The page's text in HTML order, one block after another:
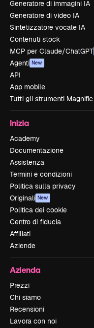
Generatore di immagini IA
Generatore di video IA
Sintetizzatore vocale IA
Contenuti stock
MCP per Claude/ChatGPT
Agenti New
API
App mobile
Tutti gli strumenti Magnific
Inizia
Academy
Documentazione
Assistenza
Termini e condizioni
Politica sulla privacy
Originali New
Politica dei cookie
Centro di fiducia
Affiliati
Aziende
Azienda
Prezzi
Chi siamo
Recensioni
Lavora con noi